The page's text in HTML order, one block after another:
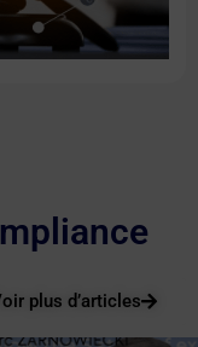
plus d’articles